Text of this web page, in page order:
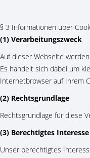
§ 3 Informationen über
(1) Verarbeitungszweck
Auf dieser Webseite
Es handelt sich dabei um
Internetbrowser auf Ihrem
(2) Rechtsgrundlage
Rechtsgrundlage für diese
(3) Berechtigtes Interesse
Unser berechtigtes